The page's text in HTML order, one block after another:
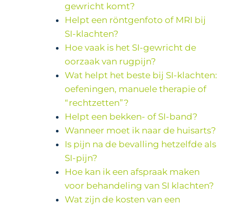
gewricht komt?
Helpt een röntgenfoto of MRI bij
SI-klachten?
Hoe vaak is het SI-gewricht de
oorzaak van rugpijn?
Wat helpt het beste bij SI-klachten:
oefeningen, manuele therapie of
“rechtzetten”?
Helpt een bekken- of SI-band?
Wanneer moet ik naar de huisarts?
Is pijn na de bevalling hetzelfde als
SI-pijn?
Hoe kan ik een afspraak maken
voor behandeling van SI klachten?
Wat zijn de kosten van een